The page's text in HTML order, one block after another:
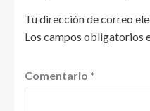
Tu dirección de correo
Los campos obligatorios
Comentario *